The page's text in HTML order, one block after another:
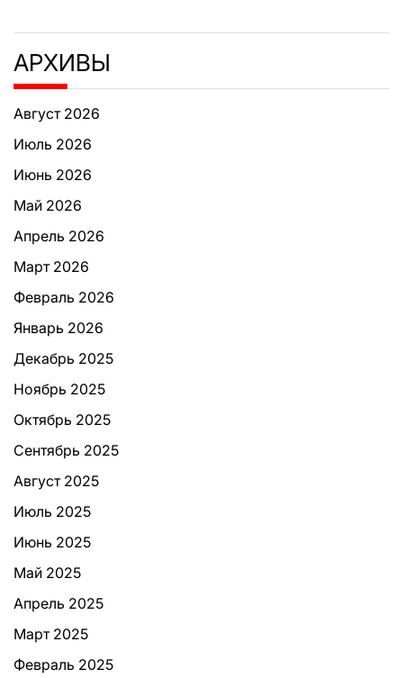
АРХИВЫ
Август 2026
Июль 2026
Июнь 2026
Май 2026
Апрель 2026
Март 2026
Февраль 2026
Январь 2026
Декабрь 2025
Ноябрь 2025
Октябрь 2025
Сентябрь 2025
Август 2025
Июль 2025
Июнь 2025
Май 2025
Апрель 2025
Март 2025
Февраль 2025